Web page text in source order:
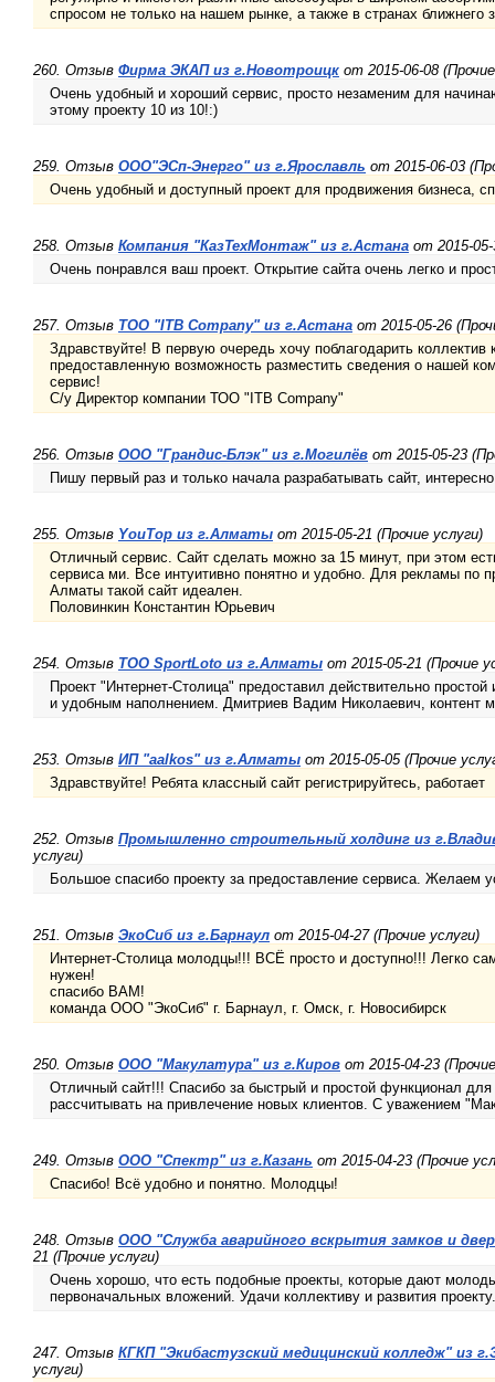
спросом не только на нашем рынке, а также в странах ближнего
260. Отзыв Фирма ЭКАП из г.Новотроицк от 2015-06-08
Очень удобный и хороший сервис, просто незаменим для
этому проекту 10 из 10!:)
259. Отзыв ООО"ЭСп-Энерго" из г.Ярославль от 2015-06-03
Очень удобный и доступный проект для продвижения бизнеса,
258. Отзыв Компания "КазТехМонтаж" из г.Астана от 2015-05-
Очень понравлся ваш проект. Открытие сайта очень легко и
257. Отзыв TOO "ITB Company" из г.Астана от 2015-05-26
Здравствуйте! В первую очередь хочу поблагодарить коллектив
предоставленную возможность разместить сведения о нашей
сервис!
С/у Директор компании ТОО "ITB Company"
256. Отзыв ООО "Грандис-Блэк" из г.Могилёв от 2015-05-23
Пишу первый раз и только начала разрабатывать сайт,
255. Отзыв YouTop из г.Алматы от 2015-05-21 (Прочие услуги)
Отличный сервис. Сайт сделать можно за 15 минут, при этом
сервиса ми. Все интуитивно понятно и удобно. Для рекламы по
Алматы такой сайт идеален.
Половинкин Константин Юрьевич
254. Отзыв ТОО SportLoto из г.Алматы от 2015-05-21 (Прочие
Проект "Интернет-Столица" предоставил действительно
и удобным наполнением. Дмитриев Вадим Николаевич, контент
253. Отзыв ИП "aalkos" из г.Алматы от 2015-05-05 (Прочие
Здравствуйте! Ребята классный сайт регистрируйтесь, работает
252. Отзыв Промышленно строительный холдинг из
услуги)
Большое спасибо проекту за предоставление сервиса. Желаем
251. Отзыв ЭкоСиб из г.Барнаул от 2015-04-27 (Прочие услуги)
Интернет-Столица молодцы!!! ВСЁ просто и доступно!!! Легко
нужен!
спасибо ВАМ!
команда ООО "ЭкоСиб" г. Барнаул, г. Омск, г. Новосибирск
250. Отзыв ООО "Макулатура" из г.Киров от 2015-04-23
Отличный сайт!!! Спасибо за быстрый и простой функционал для
рассчитывать на привлечение новых клиентов. С уважением
249. Отзыв ООО "Спектр" из г.Казань от 2015-04-23 (Прочие
Спасибо! Всё удобно и понятно. Молодцы!
248. Отзыв ООО "Служба аварийного вскрытия замков и
21 (Прочие услуги)
Очень хорошо, что есть подобные проекты, которые дают
первоначальных вложений. Удачи коллективу и развития проекту.
247. Отзыв КГКП "Экибастузский медицинский колледж" из
услуги)